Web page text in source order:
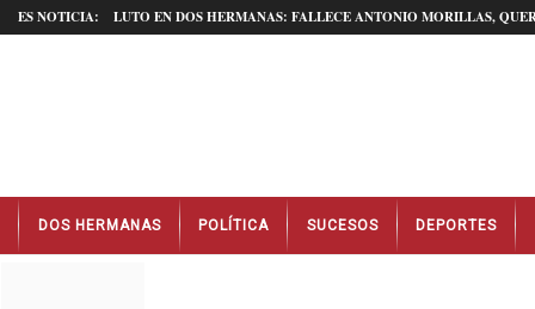
ES NOTICIA: LUTO EN DOS HERMANAS: FALLECE ANTONIO MORILLAS,
t
DOS HERMANAS POLÍTICA SUCESOS DEPORTES